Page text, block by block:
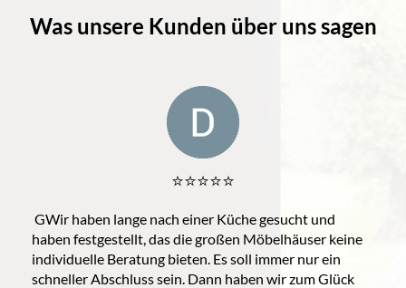
Was unsere Kunden über uns sagen
⭐️⭐️⭐️⭐️⭐️
GWir haben lange nach einer Küche gesucht und
haben festgestellt, das die großen Möbelhäuser keine
individuelle Beratung bieten. Es soll immer nur ein
schneller Abschluss sein. Dann haben wir zum Glück